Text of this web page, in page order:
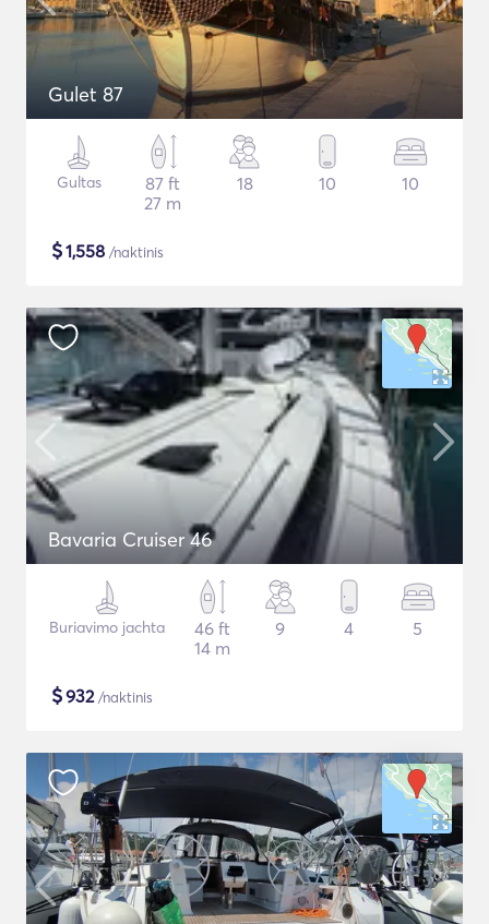
Gulet 87
Gultas
87 ft
27 m
18 10 10
$1,558 /naktinis
Bavaria Cruiser 46
Buriavimo jachta
46 ft
14 m
9 4 5
$932/naktinis